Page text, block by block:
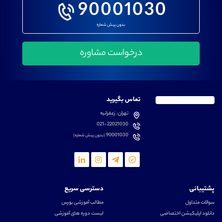
90001030
بدون پیش شماره
تماس بگیرید
تهران، زعفرانیه
021-22021030
90001030(بدون پیش شماره)
پشتیبانی
سوالات متداول
دانلود اپلیکیشن اختصاصی
دسترسی سریع
مطالب آموزشی بورس
لیست دوره های آموزشی